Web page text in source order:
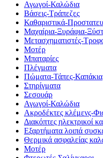
Αγωγοί-Καλώδια
Βάσεις-Τράπεζες
Καθαριστικά-
Μαχαίρια-Ξυράφια-
Μετασχηματιστές-
Μοτέρ
Μπαταρίες
Πλέγματα
Πώματα-Τάπες-Καπάκια
Στηρίγματα
Σεσουάρ
Αγωγοί-Καλώδια
Ακροδέκτες κλέμενς-
Διακόπτες ηλεκτρικοί
Εξαρτήματα λοιπά
Θερμικά ασφαλείας
Μοτέρ